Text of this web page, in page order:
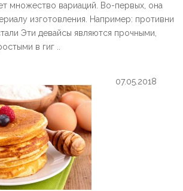
множество вариаций. Во-первых, она
изготовления. Например: противни
Эти девайсы являются прочными,
в гиг ..
07.05.2018